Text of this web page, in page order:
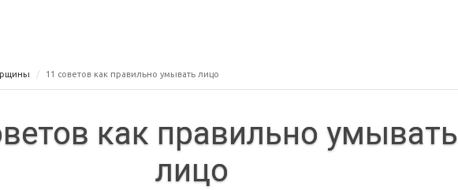
11 советов как правильно умывать лицо
как правильно умывать
лицо